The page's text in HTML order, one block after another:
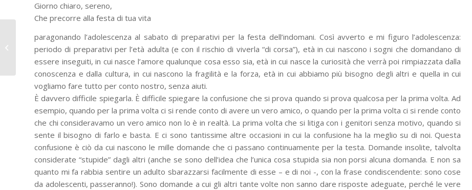
Giorno chiaro, sereno,
Che precorre alla festa di tua vita
paragonando l’adolescenza al sabato di preparativi per la festa dell’indomani. Così avverto e mi figuro l’adolescenza:
periodo di preparativi per l’età adulta (e con il rischio di viverla “di corsa”), età in cui nascono i sogni che domandano di
essere inseguiti, in cui nasce l’amore qualunque cosa esso sia, età in cui nasce la curiosità che verrà poi rimpiazzata dalla
conoscenza e dalla cultura, in cui nascono la fragilità e la forza, età in cui abbiamo più bisogno degli altri e quella in cui
vogliamo fare tutto per conto nostro, senza aiuti.
È davvero difficile spiegarla. È difficile spiegare la confusione che si prova quando si prova qualcosa per la prima volta. Ad
esempio, quando per la prima volta ci si rende conto di avere un vero amico, o quando per la prima volta ci si rende conto
che chi consideravamo un vero amico non lo è in realtà. La prima volta che si litiga con i genitori senza motivo, quando si
sente il bisogno di farlo e basta. E ci sono tantissime altre occasioni in cui la confusione ha la meglio su di noi. Questa
confusione è ciò da cui nascono le mille domande che ci passano continuamente per la testa. Domande insolite, talvolta
considerate “stupide” dagli altri (anche se sono dell’idea che l’unica cosa stupida sia non porsi alcuna domanda. E non sa
quanto mi fa rabbia sentire un adulto sbarazzarsi facilmente di esse – e di noi -, con la frase condiscendente: sono cose
da adolescenti, passeranno!). Sono domande a cui gli altri tante volte non sanno dare risposte adeguate, perché le vere
Asti: primo incontro
consulta con don
Alberto Martelli